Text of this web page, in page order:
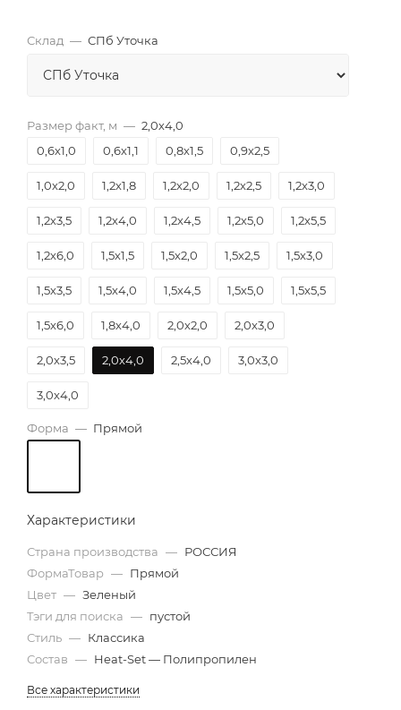
Склад — СПб Уточка
Размер факт, м — 2,0х4,0
0,6х1,0
0,6х1,1 0,8х1,5 0,9х2,5
1,0х2,0 1,2х1,8 1,2х2,0 1,2х2,5 1,2х3,0
1,2х3,5 1,2х4,0 1,2х4,5 1,2х5,0 1,2х5,5
1,2х6,0 1,5х1,5 1,5х2,0 1,5х2,5 1,5х3,0
1,5х3,5 1,5х4,0 1,5х4,5 1,5х5,0 1,5х5,5
1,5х6,0 1,8х4,0 2,0х2,0 2,0х3,0
2,0х3,5 2,0х4,0 2,5х4,0 3,0х3,0
3,0х4,0
Форма — Прямой
Характеристики
Страна производства — РОССИЯ
ФормаТовар — Прямой
Цвет — Зеленый
Тэги для поиска — пустой
Стиль — Классика
Состав — Heat-Set — Полипропилен
Все характеристики